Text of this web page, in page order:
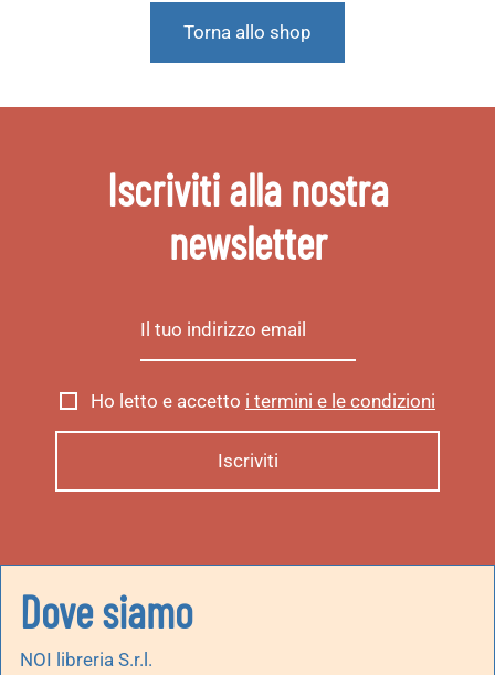
Torna allo shop
Iscriviti alla nostra
newsletter
Ho letto e accetto i termini e le condizioni
Dove siamo
NOI libreria S.r.l.